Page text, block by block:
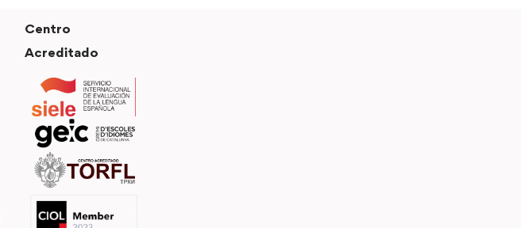
Centro
Acreditado